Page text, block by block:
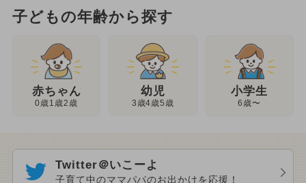
子どもの年齢から探す
赤ちゃん
0歳1歳2歳
幼児
3歳4歳5歳
小学生
6歳〜
Twitter＠いこーよ
子育て中のママパパのお出かけを応援！